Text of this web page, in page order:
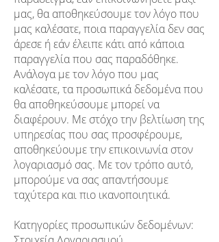
μας, θα αποθηκεύσουμε τον λόγο που
μας καλέσατε, ποια παραγγελία δεν σας
άρεσε ή εάν έλειπε κάτι από κάποια
παραγγελία που σας παραδόθηκε.
Ανάλογα με τον λόγο που μας
καλέσατε, τα προσωπικά δεδομένα που
θα αποθηκεύσουμε μπορεί να
διαφέρουν. Με στόχο την βελτίωση της
υπηρεσίας που σας προσφέρουμε,
αποθηκεύουμε την επικοινωνία στον
λογαριασμό σας. Με τον τρόπο αυτό,
μπορούμε να σας απαντήσουμε
ταχύτερα και πιο ικανοποιητικά.
Κατηγορίες προσωπικών δεδομένων: